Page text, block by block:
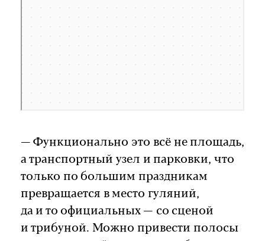
— Функционально это всё не площадь,
а транспортный узел и парковки, что
только по большим праздникам
превращается в место гуляний,
да и то официальных — со сценой
и трибуной. Можно привести полосы